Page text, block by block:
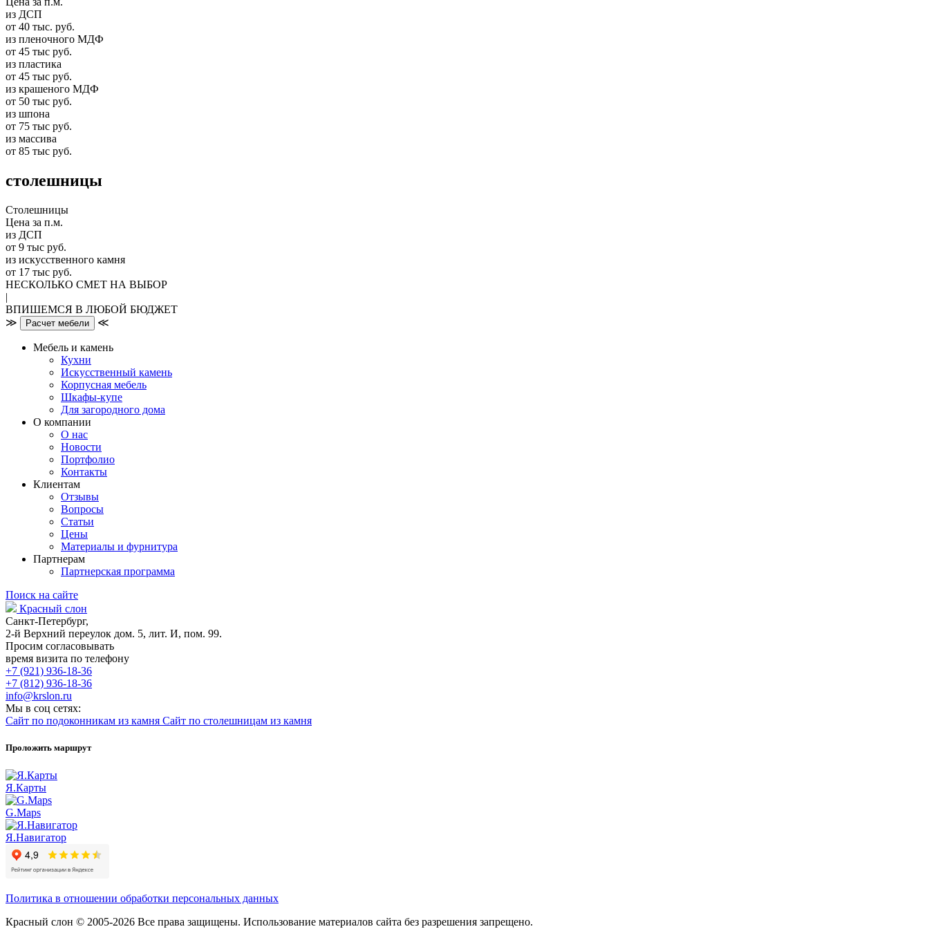
из ДСП
от 40 тыс. руб.
из пленочного МДФ
от 45 тыс руб.
из пластика
от 45 тыс руб.
из крашеного МДФ
от 50 тыс руб.
из шпона
от 75 тыс руб.
из массива
от 85 тыс руб.
столешницы
Столешницы
Цена за п.м.
из ДСП
от 9 тыс руб.
из искусственного камня
от 17 тыс руб.
НЕСКОЛЬКО СМЕТ НА ВЫБОР
|
ВПИШЕМСЯ В ЛЮБОЙ БЮДЖЕТ
≫
Расчет мебели ≪
Мебель и камень
Кухни
Искусственный камень
Корпусная мебель
Шкафы-купе
Для загородного дома
О компании
О нас
Новости
Портфолио
Контакты
Клиентам
Отзывы
Вопросы
Статьи
Цены
Материалы и фурнитура
Партнерам
Партнерская программа
Поиск на сайте
Красный слон
Санкт-Петербург,
2-й Верхний переулок дом. 5, лит. И, пом. 99.
Просим согласовывать
время визита по телефону
+7 (921) 936-18-36
+7 (812) 936-18-36
info@krslon.ru
Мы в соц сетях:
Сайт по подоконникам из камня Сайт по столешницам из камня
Проложить маршрут
Я.Карты
G.Maps
Я.Навигатор
Политика в отношении обработки персональных данных
Красный слон © 2005-2026 Все права защищены. Использование материалов сайта без разрешения запрещено.